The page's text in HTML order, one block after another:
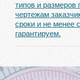
типов и
чертежам
сроки и не менее
гарантируем.